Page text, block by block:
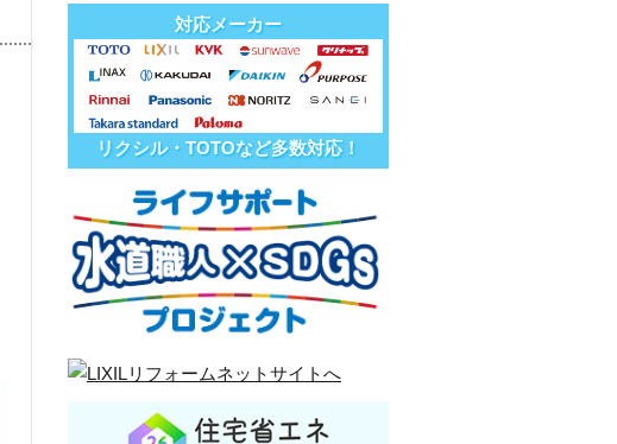
対応メーカー
リクシル・TOTOなど多数対応！